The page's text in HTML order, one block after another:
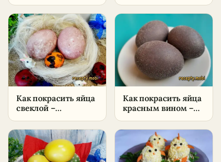
Как покрасить яйца
свеклой –
Как покрасить яйца
красным вином –